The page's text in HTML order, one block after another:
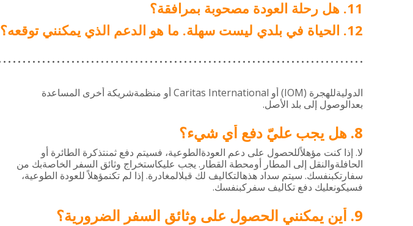
هل رحلة العودة مصحوبة بمرافقة؟
الحياة في بلدي ليست سهلة. ما هو الدعم الذي يمكنني توقعه؟
الدوليةللهجرة (IOM) أو أو منظمةشريكة أخرى المساعدة
بعدالوصول إلى بلد الأصل.
هل يجب عليّ دفع أي شيء؟
لا. إذا كنت مؤهلاًللحصول على دعم العودةالطوعية، فسيتم دفع ثمنتذكرة الطائرة أو
الحافلةوالنقل إلى المطار أومحطة القطار . يجب عليكاستخراج وثائق السفر الخاصةبك من
سفارتكبنفسك. سيتم سداد هذهالتكاليف لك قبلالمغادرة. إذا لم تكنمؤهلاً للعودة الطوعية،
فسيكونعليك دفع تكاليف سفركبنفسك.
أين يمكنني الحصول على وثائق السفر الضرورية؟